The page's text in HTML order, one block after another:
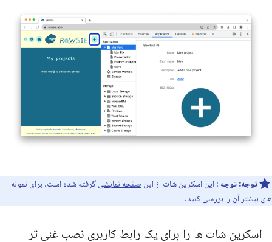
توجه: توجه : این اسکرین شات از این صفحه نمایشی گرفته شده است. برای نمونه
های بیشتر آن را بررسی کنید.
اسکرین شات ها را برای یک رابط کاربری نصب غنی تر